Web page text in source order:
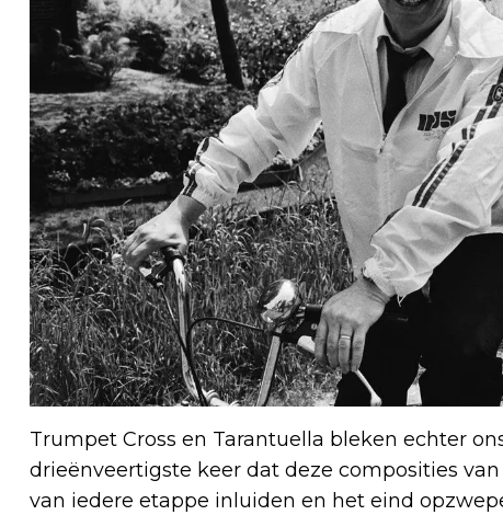
Trumpet Cross en Tarantuella bleken echter
drieënveertigste keer dat deze composities
van iedere etappe inluiden en het eind